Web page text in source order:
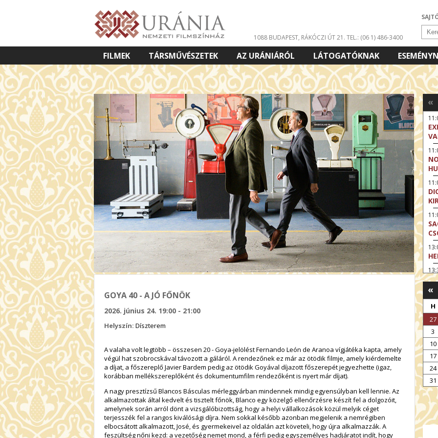
1088 BUDAPEST, RÁKÓCZI ÚT 21. TEL.: (06 1) 486-3400
FILMEK TÁRSMŰVÉSZETEK AZ URÁNIÁRÓL LÁTOGATÓKNAK
VETÍTETT KÉPES ELŐADÁSOK
GOYA 40 - A JÓ FŐNÖK
2026. június 24. 19:00 - 21:00
Helyszín: Díszterem
A valaha volt legtöbb – összesen 20 - Goya-jelölést Fernando León de Aranoa vígjátéka kapta, amely
végül hat szobrocskával távozott a gáláról. A rendezőnek ez már az ötödik filmje, amely kiérdemelte
a díjat, a főszereplő Javier Bardem pedig az ötödik Goyával díjazott főszerepét jegyezhette (igaz,
korábban mellékszereplőként és dokumentumfilm rendezőként is nyert már díjat).
A nagy presztízsű Blancos Básculas mérleggyárban mindennek mindig egyensúlyban kell lennie. Az
alkalmazottak által kedvelt és tisztelt főnök, Blanco egy közelgő ellenőrzésre készít fel a dolgozóit,
amelynek során arról dönt a vizsgálóbizottság, hogy a helyi vállalkozások közül melyik céget
terjesszék fel a rangos kiválósági díjra. Nem sokkal később azonban megjelenik a nemrégiben
elbocsátott alkalmazott, José, és gyermekeivel az oldalán azt követeli, hogy újra alkalmazzák. A
feszültség nőni kezd: a vezetőség nemet mond, a férfi pedig egyszemélyes hadjáratot indít, hogy
«
A
«
H
27
3
10
17
24
31